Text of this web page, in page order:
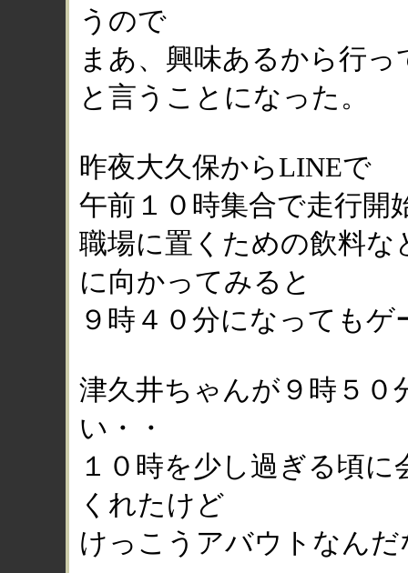
うので
まあ、興味あるから行
と言うことになった。
昨夜大久保からLINEで
午前１０時集合で走行開
職場に置くための飲料
に向かってみると
９時４０分になっても
津久井ちゃんが９時５
い・・
１０時を少し過ぎる頃
くれたけど
けっこうアバウトなんだ